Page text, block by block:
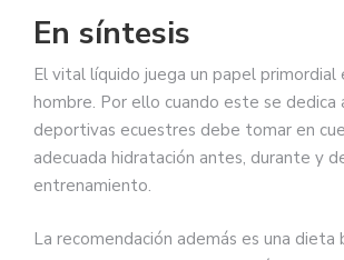
En síntesis
El vital líquido juega un papel primordial
hombre. Por ello cuando este se dedica
deportivas ecuestres debe tomar en
adecuada hidratación antes, durante y
entrenamiento.
La recomendación además es una dieta